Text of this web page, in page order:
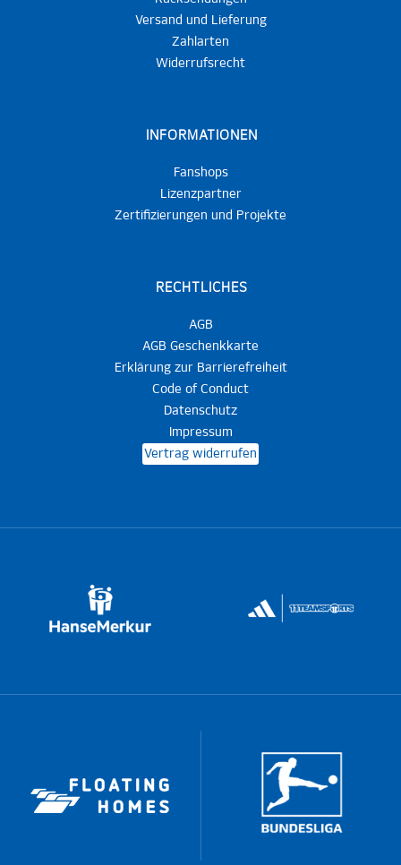
Versand und Lieferung
Zahlarten
Widerrufsrecht
INFORMATIONEN
Fanshops
Lizenzpartner
Zertifizierungen und Projekte
RECHTLICHES
AGB
AGB Geschenkkarte
Erklärung zur Barrierefreiheit
Code of Conduct
Datenschutz
Impressum
Vertrag widerrufen